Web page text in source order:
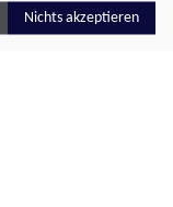
Nichts akzeptieren